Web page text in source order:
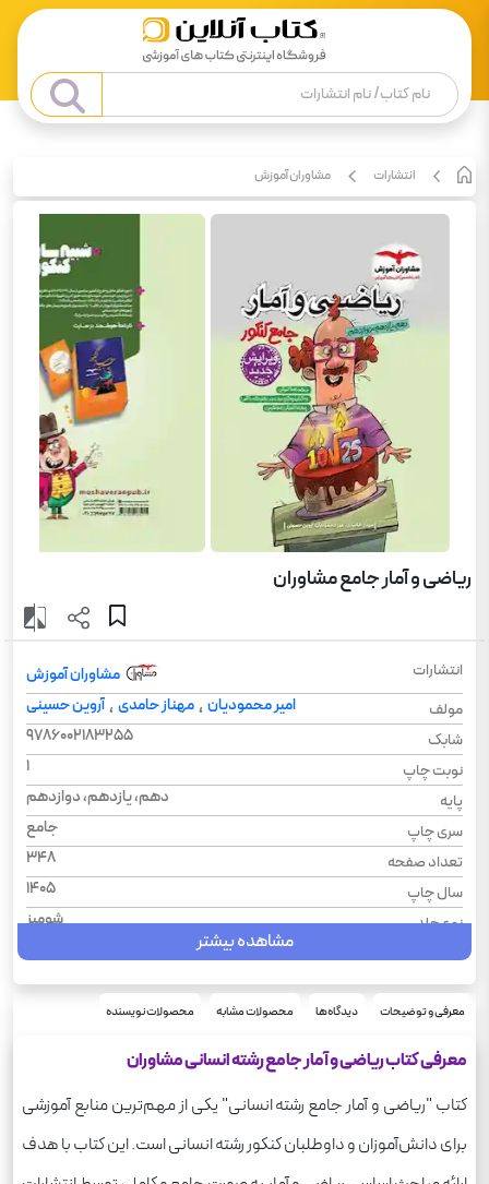
انتشارات مشاوران آموزش
ریاضی و آمار جامع مشاوران
انتشارات
مشاوران آموزش
مولف
امیر محمودیان ،مهناز حامدی ،آروین حسینی
شابک
9786002183255
نوبت چاپ
1
پایه
دهم، یازدهم، دوازدهم
سری چاپ
جامع
تعداد صفحه
348
سال چاپ
1405
نوع جلد
شومیز
درس
ریاضی
رشته
مشاهده بیشتر
معرفی و توضیحات دیدگاه‌ها محصولات مشابه محصولات نویسنده
معرفی کتاب ریاضی و آمار جامع رشته انسانی مشاوران
کتاب "ریاضی و آمار جامع رشته انسانی" یکی از مهم‌ترین منابع آموزشی
برای دانش‌آموزان و داوطلبان کنکور رشته انسانی است. این کتاب با هدف